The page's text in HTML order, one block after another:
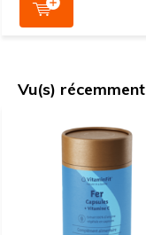
Vu(s) récemment